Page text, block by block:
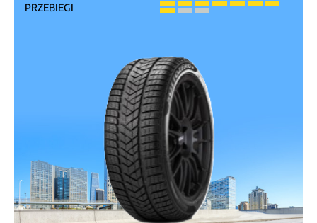
PRZEBIEGI